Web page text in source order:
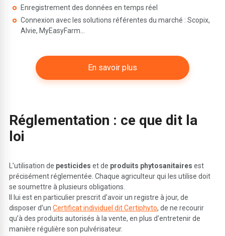
Enregistrement des données en temps réel
Connexion avec les solutions référentes du marché : Scopix,
Alvie, MyEasyFarm…
En savoir plus
Réglementation : ce que dit la
loi
L’utilisation de pesticideset de produits phytosanitaires est
précisément réglementée. Chaque agriculteur qui les utilise doit
se soumettre à plusieurs obligations.
Il lui est en particulier prescrit d’avoir un registre à jour, de
disposer d’unCertificat individuel dit Certiphyto, de ne recourir
qu’à des produits autorisés à la vente, en plus d’entretenir de
manière régulière son pulvérisateur.